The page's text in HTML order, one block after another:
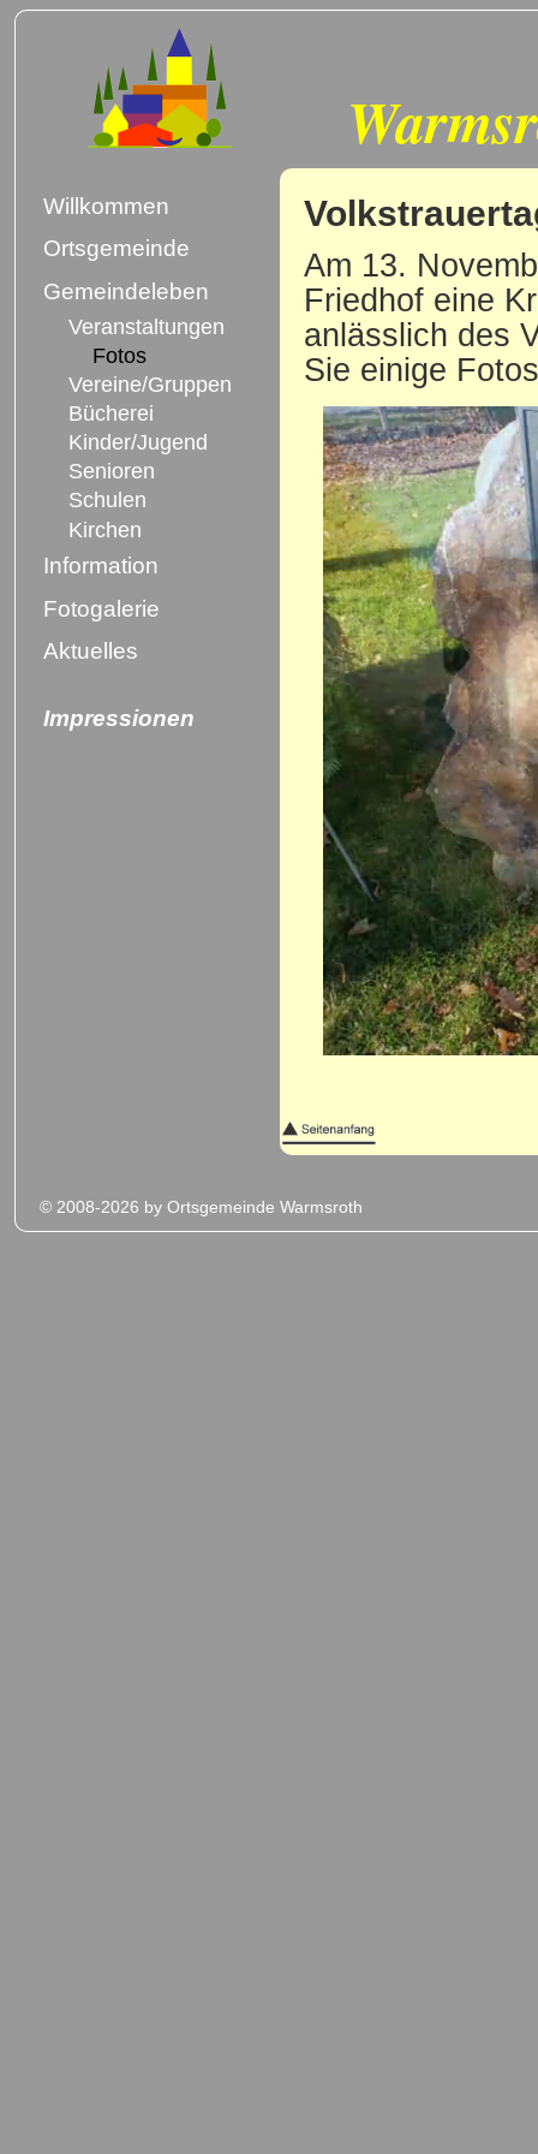
Am 13.
Friedhof eine
anlässlich des
Sie einige
Willkommen
Ortsgemeinde
Gemeindeleben
Veranstaltungen
Fotos
Vereine/Gruppen
Bücherei
Kinder/Jugend
Senioren
Schulen
Kirchen
Information
Fotogalerie
Aktuelles
Impressionen
© 2008-2026 by Ortsgemeinde Warmsroth